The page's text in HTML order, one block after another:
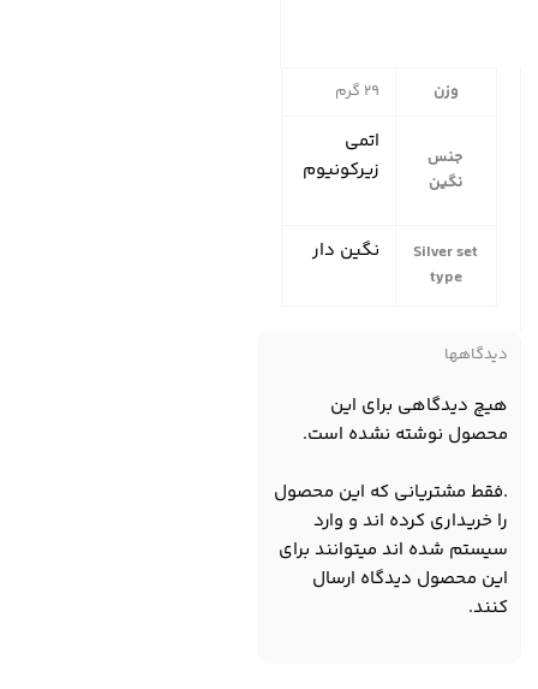
وزن 29 گرم
جنس
نگین
اتمی
زیرکونیوم
Silver set
type
نگین دار
دیدگاهها
هیچ دیدگاهی برای این
محصول نوشته نشده است.
.فقط مشتریانی که این محصول
را خریداری کرده اند و وارد
سیستم شده اند میتوانند برای
این محصول دیدگاه ارسال
کنند.